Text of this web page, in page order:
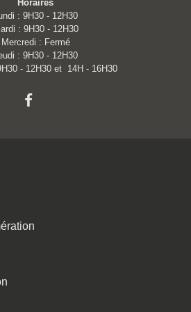
Horaires
: 9H30 - 12H30
: 9H30 - 12H30
Mercredi : Fermé
: 9H30 - 12H30
- 12H30 et 14H - 16H30